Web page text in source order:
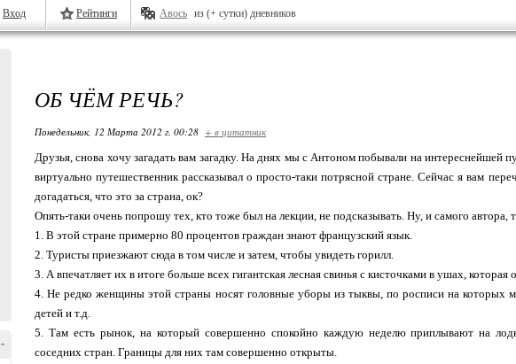
Вход Рейтинги Авось из (+ сутки) дневников
-
ОБ ЧЁМ РЕЧЬ?
Понедельник, 12 Марта 2012 г. 00:28 + в цитатник
Друзья, снова хочу загадать вам загадку. На днях мы с Антоном побывали на интереснейшей
виртуально путешественник рассказывал о просто-таки потрясной стране. Сейчас я вам
догадаться, что это за страна, ок?
Опять-таки очень попрошу тех, кто тоже был на лекции, не подсказывать. Ну, и самого
1. В этой стране примерно 80 процентов граждан знают французский язык.
2. Туристы приезжают сюда в том числе и затем, чтобы увидеть горилл.
3. А впечатляет их в итоге больше всех гигантская лесная свинья с кисточками в ушах, которая
4. Не редко женщины этой страны носят головные уборы из тыквы, по росписи на которых
детей и т.д.
5. Там есть рынок, на который совершенно спокойно каждую неделю приплывают на
соседних стран. Границы для них там совершенно открыты.